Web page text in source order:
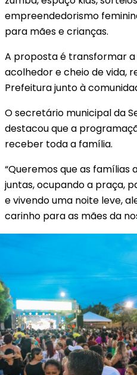
empreendedorismo
para mães e crianças.
A proposta é transformar
acolhedor e cheio de vida,
Prefeitura junto à
O secretário municipal da
destacou que a
receber toda a família.
“Queremos que as
juntas, ocupando a praça,
e vivendo uma noite leve,
carinho para as mães da